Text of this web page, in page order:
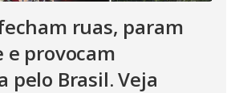
ruas, param
provocam
pelo Brasil. Veja